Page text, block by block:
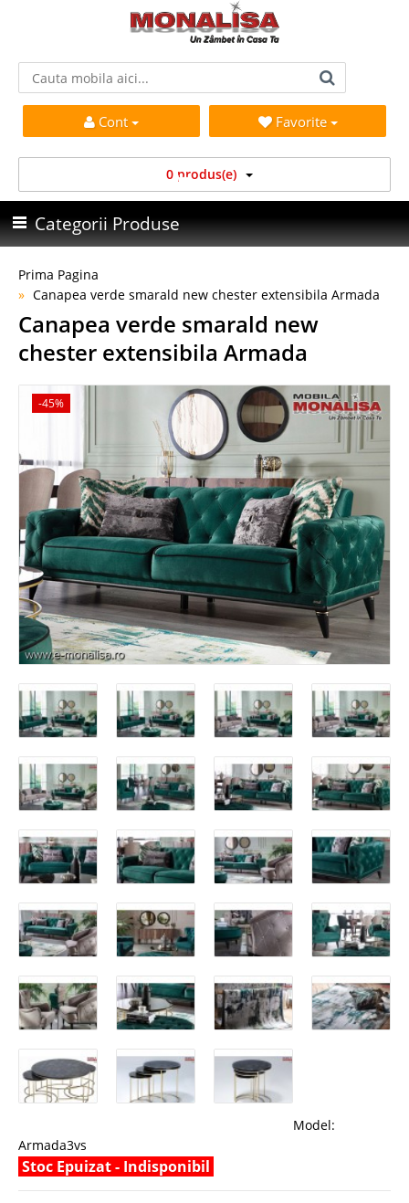
Cont Favorite
0 produs(e)
Categorii Produse
Prima Pagina
Canapea verde smarald new chester extensibila Armada
Canapea verde smarald new
chester extensibila Armada
-45%
Model:
Armada3vs
Stoc Epuizat - Indisponibil